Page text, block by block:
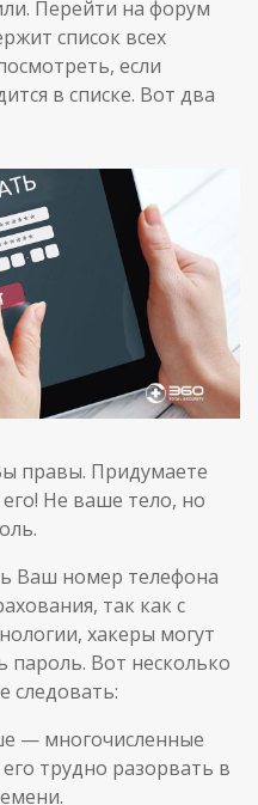
Перейти на форум
список всех
если
в списке. Вот два
правы. Придумаете
Не ваше тело, но
Ваш номер телефона
так как с
хакеры могут
пароль. Вот несколько
следовать:
— многочисленные
трудно разорвать в